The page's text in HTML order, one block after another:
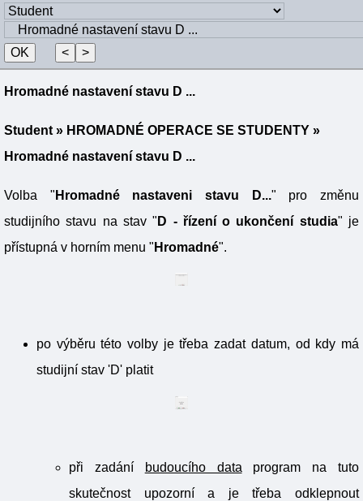
Hromadné nastavení stavu D ...
Student » HROMADNÉ OPERACE SE STUDENTY »
Hromadné nastavení stavu D ...
Volba " Hromadné nastaveni stavu D..." pro změnu
studijního stavu na stav " D - řízení o ukončení studia" je
přístupná v horním menu " Hromadné".
po výběru této volby je třeba zadat datum, od kdy má
studijní stav 'D' platit
při zadání budoucího data program na tuto
skutečnost upozorní a je třeba odklepnout